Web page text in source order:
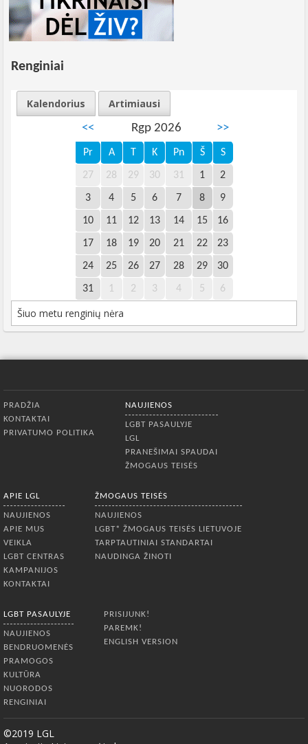
Renginiai
Kalendorius
Artimiausi
<<
Rgp 2026 >>
Pr A T K Pn Š S
27 28 29 30 31 1 2
3 4 5 6 7 8 9
10 11 12 13 14 15 16
17 18 19 20 21 22 23
24 25 26 27 28 29 30
31 1 2 3 4 5 6
Šiuo metu renginių nėra
PRADŽIA
KONTAKTAI
PRIVATUMO POLITIKA
NAUJIENOS
LGBT PASAULYJE
LGL
PRANEŠIMAI SPAUDAI
ŽMOGAUS TEISĖS
APIE LGL
NAUJIENOS
APIE MUS
VEIKLA
LGBT CENTRAS
KAMPANIJOS
KONTAKTAI
ŽMOGAUS TEISĖS
NAUJIENOS
LGBT* ŽMOGAUS TEISĖS LIETUVOJE
TARPTAUTINIAI STANDARTAI
NAUDINGA ŽINOTI
LGBT PASAULYJE
NAUJIENOS
BENDRUOMENĖS
PRAMOGOS
KULTŪRA
NUORODOS
RENGINIAI
PRISIJUNK!
PAREMK!
ENGLISH VERSION
©2019 LGL